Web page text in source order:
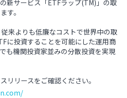
新サービス「ETFラップ(TM)」の取
す。
来よりも低廉なコストで世界中の取
に投資することを可能にした運用商
も機関投資家並みの分散投資を実現
リリースをご確認ください。